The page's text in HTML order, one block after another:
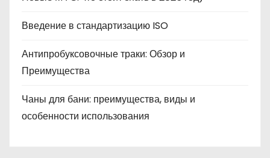
Введение в стандартизацию ISO
Антипробуксовочные траки: Обзор и
Преимущества
Чаны для бани: преимущества, виды и
особенности использования